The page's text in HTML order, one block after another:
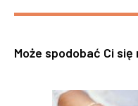
Może spodobać Ci